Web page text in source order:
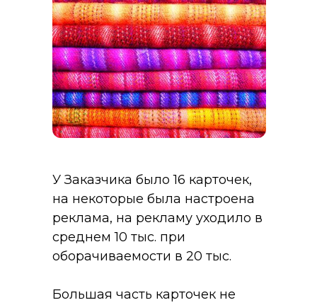
У Заказчика было 16 карточек,
на некоторые была настроена
реклама, на рекламу уходило в
среднем 10 тыс. при
оборачиваемости в 20 тыс.
Большая часть карточек не